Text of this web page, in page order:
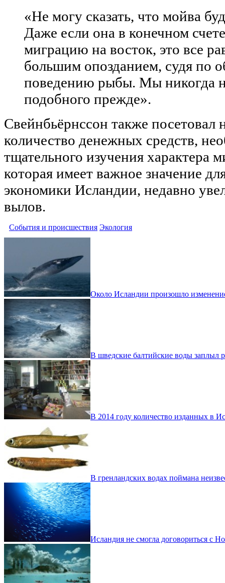
«Не могу сказать, что мойва
Даже если она в конечном
миграцию на восток, это все
большим опозданием, судя по
поведению рыбы. Мы никогда
подобного прежде».
Свейнбьёрнссон также посетовал
количество денежных средств,
тщательного изучения характера
которая имеет важное значение
экономики Исландии, недавно
вылов.
События и происшествия Экология
Около Исландии произошло
В шведские балтийские воды заплыл
В 2014 году количество изданных в
В гренландских водах поймана
Исландия не смогла договориться с